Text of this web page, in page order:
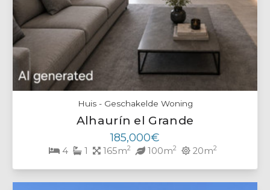
Huis - Geschakelde Woning
Alhaurín el Grande
185,000€
4 1 165m2 100m2 20m2